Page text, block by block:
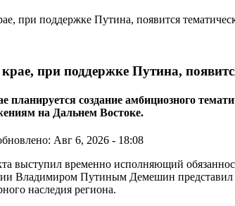
при поддержке Путина,
планируется создание амбициозного
на Дальнем Востоке.
Авг 6, 2026 - 18:08
выступил временно исполняющий
Владимиром Путиным Демешин представил
наследия региона.